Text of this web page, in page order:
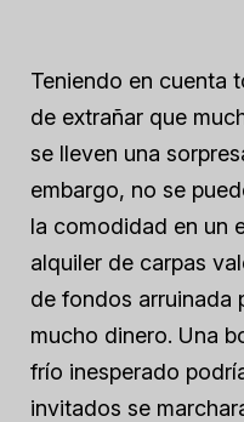
Teniendo en cuenta
de extrañar que
se lleven una
embargo, no se
la comodidad en un
alquiler de carpas
de fondos arruinada
mucho dinero. Una
frío inesperado
invitados se